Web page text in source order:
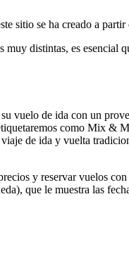
sitio se ha creado a
distintas, es esencial
vuelo de ida con un
como Mix &
de ida y vuelta
y reservar vuelos
que le muestra las